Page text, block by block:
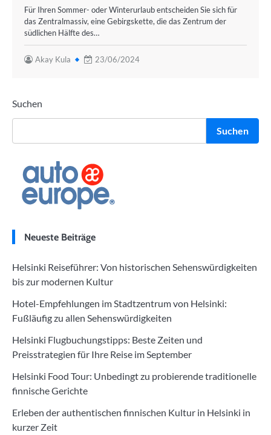
Für Ihren Sommer- oder Winterurlaub entscheiden Sie sich für
das Zentralmassiv, eine Gebirgskette, die das Zentrum der
südlichen Hälfte des…
Akay Kula 23/06/2024
Suchen
Suchen
Neueste Beiträge
Helsinki Reiseführer: Von historischen Sehenswürdigkeiten
bis zur modernen Kultur
Hotel-Empfehlungen im Stadtzentrum von Helsinki:
Fußläufig zu allen Sehenswürdigkeiten
Helsinki Flugbuchungstipps: Beste Zeiten und
Preisstrategien für Ihre Reise im September
Helsinki Food Tour: Unbedingt zu probierende traditionelle
finnische Gerichte
Erleben der authentischen finnischen Kultur in Helsinki in
kurzer Zeit